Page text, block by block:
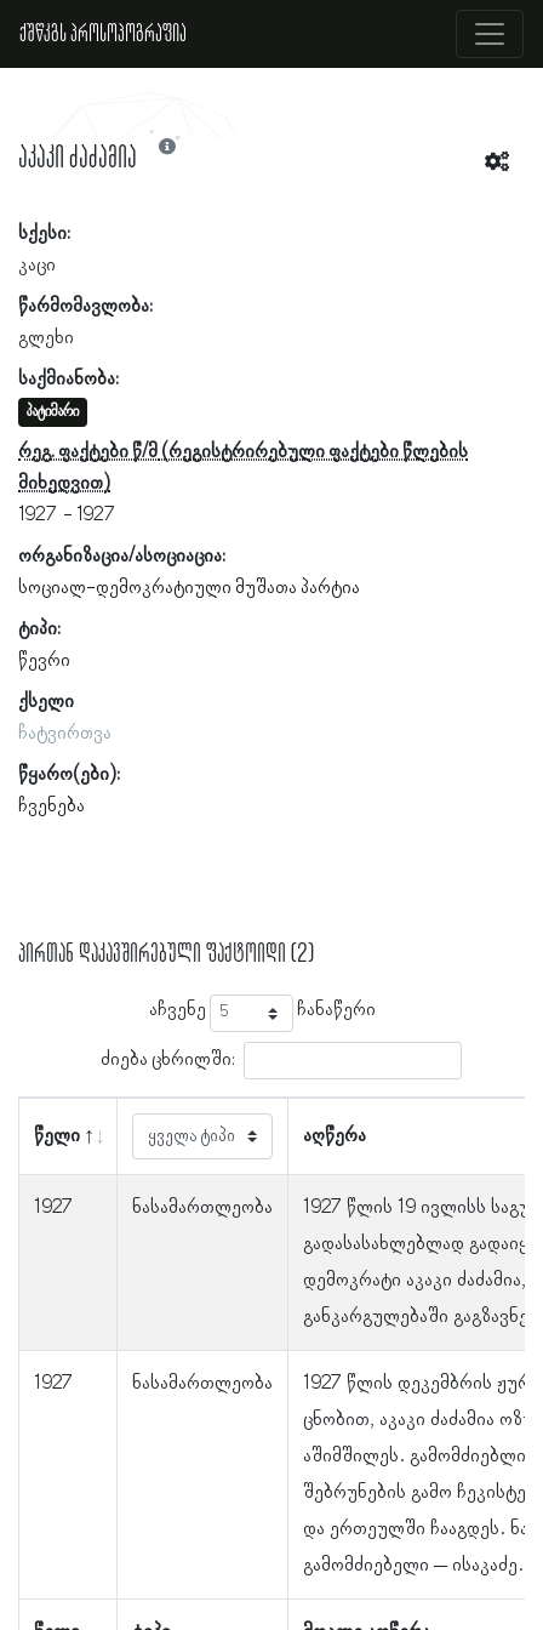
ქშწკგს პროსოპოგრაფია
აკაკი ძაძამია
სქესი:
კაცი
წარმომავლობა:
გლეხი
საქმიანობა:
პატიმარი
რეგ. ფაქტები წ/მ
1927
1927
ორგანიზაცია/ასოციაცია:
სოციალ-დემოკრატიული მუშათა პარტია
ტიპი:
წევრი
ქსელი
ჩატვირთვა
წყარო(ები):
ჩვენება
პირთან დაკავშირებული ფაქტოიდი (2)
აჩვენე ჩანაწერი
ძიება ცხრილში:
წელი აღწერა
1927 ნასამართლეობა
1927 წლის 19 ივლისს
გადასასახლებლად
დემოკრატი აკაკი ძაძამია,
განკარგულებაში გაგზავნეს.
1927 ნასამართლეობა
1927 წლის დეკემბრის
ცნობით, აკაკი ძაძამია
აშიმშილეს.
შებრუნების გამო
და ერთეულში ჩააგდეს.
გამომძიებელი – ისაკაძე.